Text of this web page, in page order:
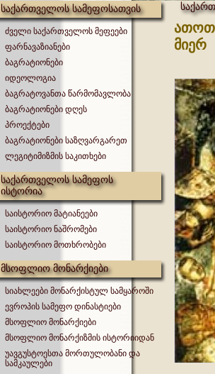
საქართველოს სამეფოსათვის
ძველი საქართველოს მეფეები
ფარნავაზიანები
ბაგრატიონები
იდეოლოგია
ბაგრატოვანთა წარმომავლობა
ბაგრატიონები დღეს
პროექტები
ბაგრატიონები საზღვარგარეთ
ლეგიტიმიზმის საკითხები
საქართველოს სამეფოს
ისტორია
საისტორიო მატიანეები
საისტორიო ნაშრომები
საისტორიო მოთხრობები
მსოფლიო მონარქიები
სიახლეები მონარქისტულ სამყაროში
ევროპის სამეფო დინასტიები
მსოფლიო მონარქიები
მსოფლიო მონარქიზმის ისტორიიდან
უავგუსტოესთა მორთულობანი და
სამკაულები
მიერ